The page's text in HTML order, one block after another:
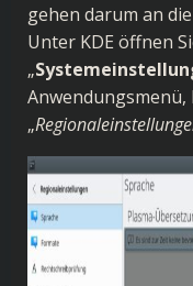
gehen darum an
Unter KDE öffnen
„
„